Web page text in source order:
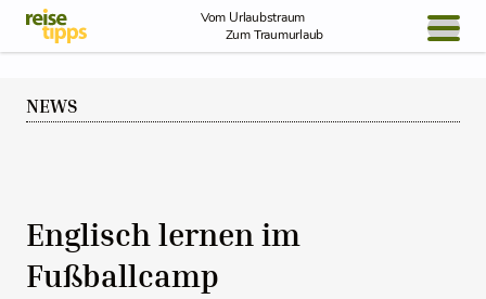
Skip to Content
Vom Urlaubstraum
Zum Traumurlaub
NEWS
Englisch lernen im
Fußballcamp